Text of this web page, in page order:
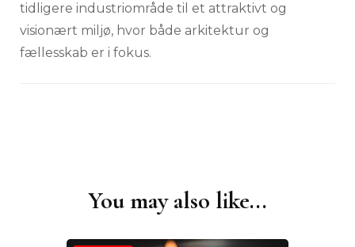
tidligere industriområde til et attraktivt og
visionært miljø, hvor både arkitektur og
fællesskab er i fokus.
You may also like...